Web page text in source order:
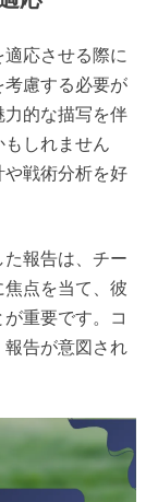
応させる際に
慮する必要が
的な描写を伴
しれません
戦術分析を好
報告は、チー
点を当て、彼
重要です。コ
告が意図され